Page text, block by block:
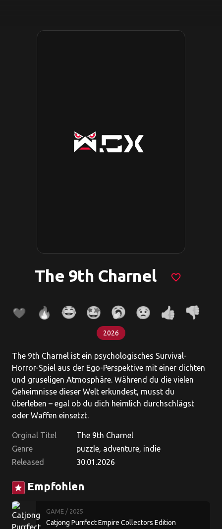
The 9th Charnel favorite_border
2026
The 9th Charnel ist ein psychologisches Survival-
Horror-Spiel aus der Ego-Perspektive mit einer dichten
und gruseligen Atmosphäre. Während du die vielen
Geheimnisse dieser Welt erkundest, musst du
überleben – egal ob du dich heimlich durchschlägst
oder Waffen einsetzt.
Orginal Titel
The 9th Charnel
Genre
puzzle, adventure, indie
Released
30.01.2026
star Empfohlen
GAME / 2025
Catjong Purrfect Empire Collectors Edition